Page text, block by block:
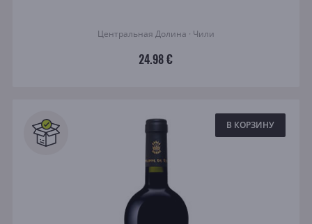
Центральная Долина · Чили
24.98 €
В КОРЗИНУ